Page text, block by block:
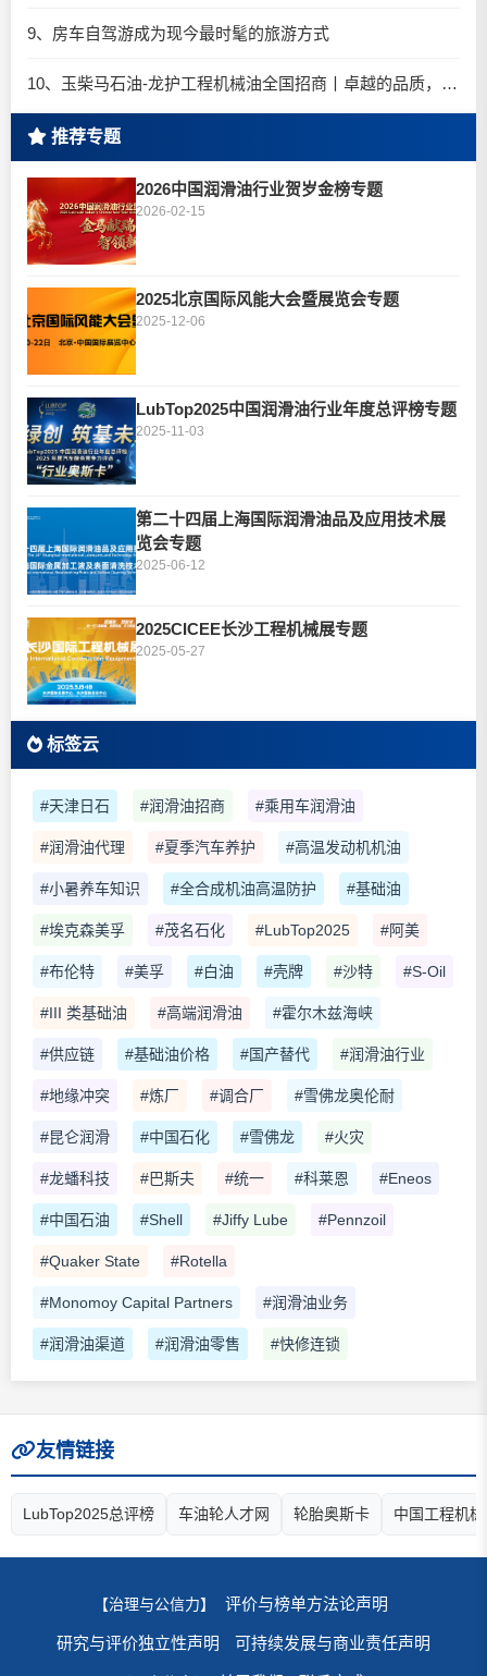
9、房车自驾游成为现今最时髦的旅游方式
10、玉柴马石油-龙护工程机械油全国招商丨卓越的品质，专业的品牌！
推荐专题
2026中国润滑油行业贺岁金榜专题
2026-02-15
2025北京国际风能大会暨展览会专题
2025-12-06
LubTop2025中国润滑油行业年度总评榜专题
2025-11-03
第二十四届上海国际润滑油品及应用技术展
览会专题
2025-06-12
2025CICEE长沙工程机械展专题
2025-05-27
标签云
#天津日石 #润滑油招商 #乘用车润滑油
#润滑油代理 #夏季汽车养护 #高温发动机机油
#小暑养车知识 #全合成机油高温防护 #基础油
#埃克森美孚 #茂名石化 #LubTop2025 #阿美
#布伦特 #美孚 #白油 #壳牌 #沙特 #S-Oil
#III 类基础油 #高端润滑油 #霍尔木兹海峡
#供应链 #基础油价格 #国产替代 #润滑油行业
#地缘冲突 #炼厂 #调合厂 #雪佛龙奥伦耐
#昆仑润滑 #中国石化 #雪佛龙 #火灾
#龙蟠科技 #巴斯夫 #统一 #科莱恩 #Eneos
#中国石油 #Shell #Jiffy Lube #Pennzoil
#Quaker State #Rotella
#Monomoy Capital Partners #润滑油业务
#润滑油渠道 #润滑油零售 #快修连锁
友情链接
LubTop2025总评榜 车油轮人才网 轮胎奥斯卡 中国工程机
【治理与公信力】 评价与榜单方法论声明
研究与评价独立性声明 可持续发展与商业责任声明